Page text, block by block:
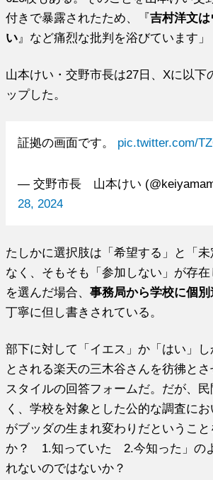
付きで暴露されたため、『吉村洋文
い 』など痛烈な批判を浴びています」
山本けい・交野市長は27日、Xに以下
ップした。
証拠の画面です。 pic.twitter.com/
— 交野市長 山本けい
28, 2024
たしかに選択肢は「希望する」と「
なく、そもそも「参加しない」が存
を選んだ場合、事務局から学校に個
丁寧に但し書きされている。
部下に対して「イエス」か「はい」
とされる楽天の三木谷さんを彷彿と
スタイルの回答フォームだ。だが、
く、学校を対象とした公的な調査に
がブッダの生まれ変わりだというこ
か？ 1.知っていた 2.今知った」の
れないのではないか？